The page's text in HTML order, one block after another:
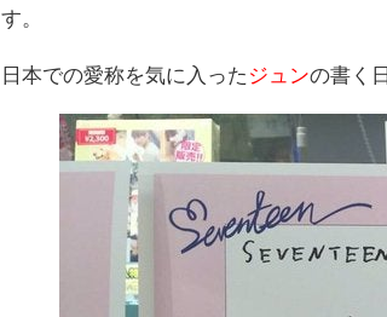
す。
日本での愛称を気に入った ジュンの書く